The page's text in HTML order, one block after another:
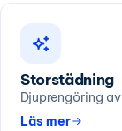
Storstädning
Djuprengöring
Läs mer